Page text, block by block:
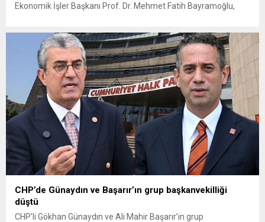
Ekonomik İşler Başkanı Prof. Dr. Mehmet Fatih Bayramoğlu,
fiyatların çiftçinin artan maliyetlerini karşılamaktan uzak
olduğunu savunarak fiyatların yeniden değerlendirilmesi
çağrısında...
CHP’de Günaydın ve Başarır’ın grup başkanvekilliği
düştü
CHP’li Gökhan Günaydın ve Ali Mahir Başarır’ın grup